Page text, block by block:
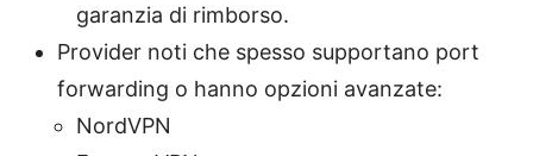
garanzia di rimborso.
Provider noti che spesso supportano port
forwarding o hanno opzioni avanzate:
NordVPN